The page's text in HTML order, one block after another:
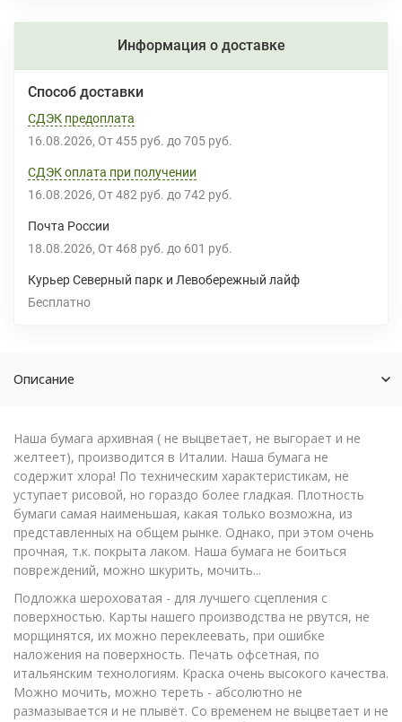
Информация о доставке
Способ доставки
СДЭК предоплата
16.08.2026 От 455 руб. до 705 руб.
СДЭК оплата при получении
16.08.2026 От 482 руб. до 742 руб.
Почта России
18.08.2026 От 468 руб. до 601 руб.
Курьер Северный парк и Левобережный лайф
Бесплатно
Описание
Наша бумага архивная ( не выцветает, не выгорает и не
желтеет), производится в Италии. Наша бумага не
содержит хлора! По техническим характеристикам, не
уступает рисовой, но гораздо более гладкая. Плотность
бумаги самая наименьшая, какая только возможна, из
представленных на общем рынке. Однако, при этом очень
прочная, т.к. покрыта лаком. Наша бумага не боиться
повреждений, можно шкурить, мочить...
Подложка шероховатая - для лучшего сцепления с
поверхностью. Карты нашего производства не рвутся, не
морщинятся, их можно переклеевать, при ошибке
наложения на поверхность. Печать офсетная, по
итальянским технологиям. Краска очень высокого качества.
Можно мочить, можно тереть - абсолютно не
размазывается и не плывёт. Со временем не выцветает и не